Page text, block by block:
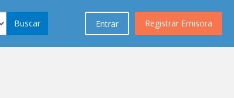
Registrar Emisora
Entrar
Buscar